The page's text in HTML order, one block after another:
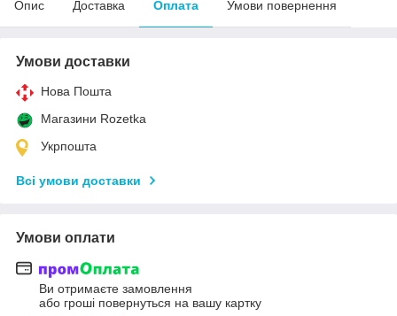
Опис Доставка Оплата Умови повернення
Умови доставки
Нова Пошта
Магазини Rozetka
Укрпошта
Всі умови доставки
Умови оплати
Ви отримаєте замовлення
або гроші повернуться на вашу картку